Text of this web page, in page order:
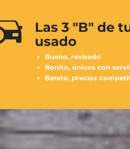
Las 3 "B" de
usado
Bueno, revisado
Bonito, únicos con
Barato, precios